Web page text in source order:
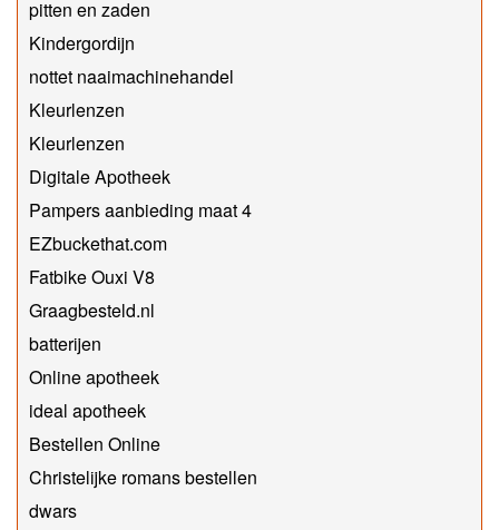
pitten en zaden
Kindergordijn
nottet naaimachinehandel
Kleurlenzen
Kleurlenzen
Digitale Apotheek
Pampers aanbieding maat 4
EZbuckethat.com
Fatbike Ouxi V8
Graagbesteld.nl
batterijen
Online apotheek
ideal apotheek
Bestellen Online
Christelijke romans bestellen
dwars